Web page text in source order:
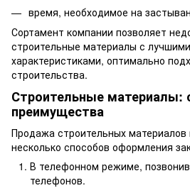
время, необходимое на
Сортамент компании позволяет
строительные материалы с
характеристиками, оптимально
строительства.
Строительные материалы:
преимущества
Продажа строительных материалов
несколько способов оформления
В телефонном режиме,
телефонов.